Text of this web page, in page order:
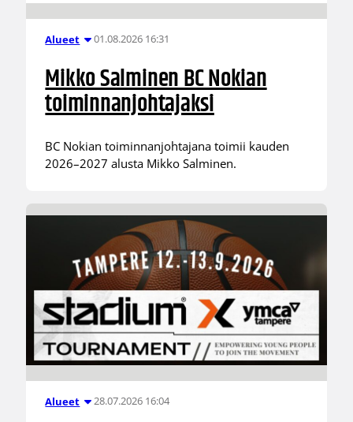
Alueet 01.08.2026 16:31
Mikko Salminen BC Nokian
toiminnanjohtajaksi
BC Nokian toiminnanjohtajana toimii kauden
2026–2027 alusta Mikko Salminen.
Alueet 28.07.2026 16:04